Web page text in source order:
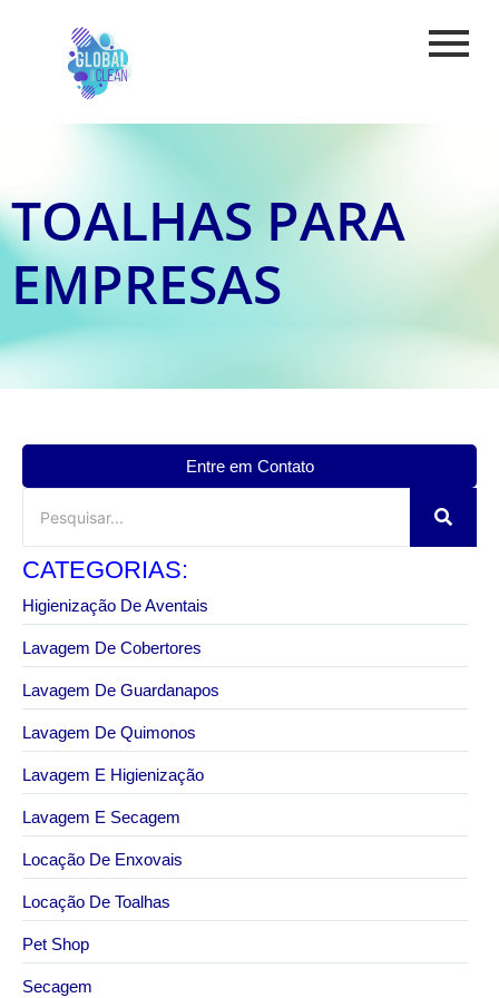
TOALHAS PARA
EMPRESAS
Entre em Contato
CATEGORIAS:
Higienização De Aventais
Lavagem De Cobertores
Lavagem De Guardanapos
Lavagem De Quimonos
Lavagem E Higienização
Lavagem E Secagem
Locação De Enxovais
Locação De Toalhas
Pet Shop
Secagem